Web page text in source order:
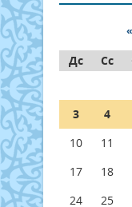
«
Дс
Сс
3
4
10
11
17
18
24
25